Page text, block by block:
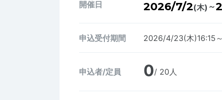
開催日 2026/7/2(木) ～
申込受付期間 2026/4/23(木)16:15
申込者/定員 0/ 20人